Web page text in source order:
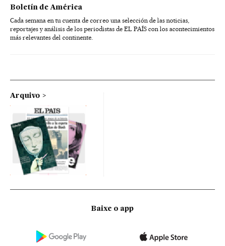
Boletín de América
Cada semana en tu cuenta de correo una selección de las noticias,
reportajes y análisis de los periodistas de EL PAÍS con los acontecimientos
más relevantes del continente.
Arquivo
Baixe o app